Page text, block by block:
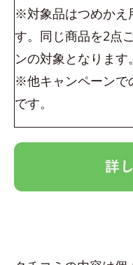
※対象品はつめかえ
す。同じ商品を2点
ンの対象となります。
※他キャンペーンで
です。